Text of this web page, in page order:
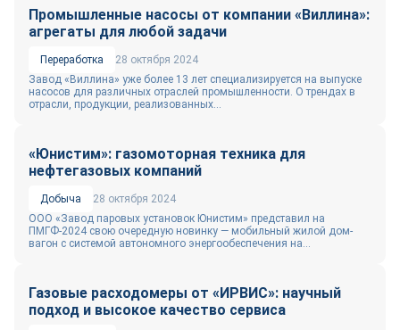
Промышленные насосы от компании «Виллина»:
агрегаты для любой задачи
Переработка
28 октября 2024
Завод «Виллина» уже более 13 лет специализируется на выпуске
насосов для различных отраслей промышленности. О трендах в
отрасли, продукции, реализованных...
«Юнистим»: газомоторная техника для
нефтегазовых компаний
Добыча
28 октября 2024
ООО «Завод паровых установок Юнистим» представил на
ПМГФ-2024 свою очередную новинку — мобильный жилой дом-
вагон с системой автономного энергообеспечения на...
Газовые расходомеры от «ИРВИС»: научный
подход и высокое качество сервиса